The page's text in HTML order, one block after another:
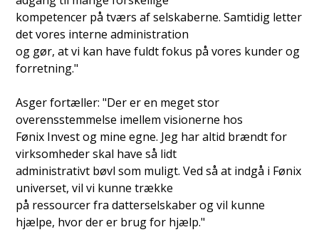
kompetencer på tværs af selskaberne. Samtidig letter
det vores interne administration
og gør, at vi kan have fuldt fokus på vores kunder og
forretning."
Asger fortæller: "Der er en meget stor
overensstemmelse imellem visionerne hos
Fønix Invest og mine egne. Jeg har altid brændt for
virksomheder skal have så lidt
administrativt bøvl som muligt. Ved så at indgå i Fønix
universet, vil vi kunne trække
på ressourcer fra datterselskaber og vil kunne
hjælpe, hvor der er brug for hjælp."